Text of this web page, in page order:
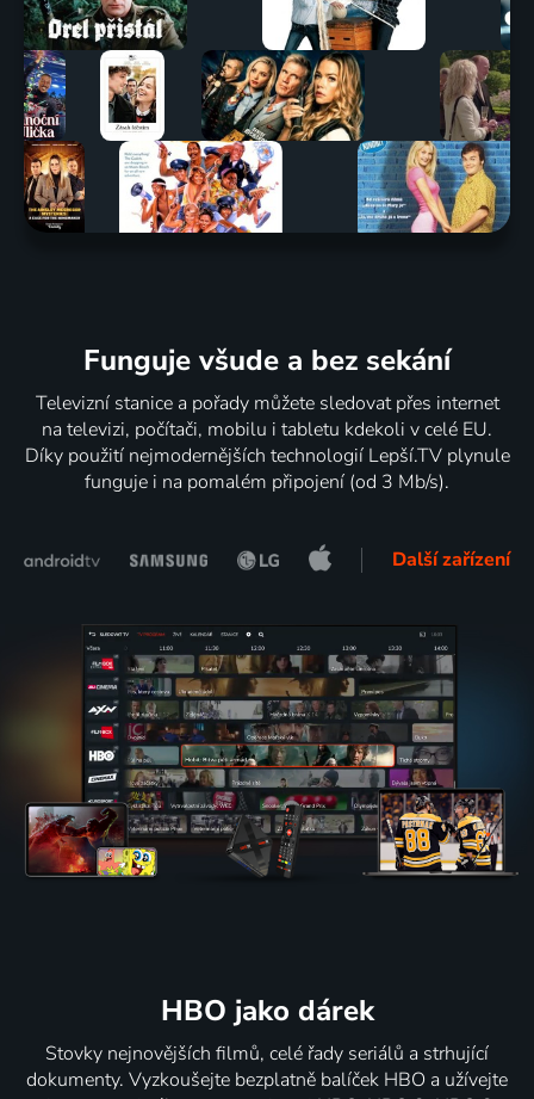
Funguje všude a bez sekání
Televizní stanice a pořady můžete sledovat přes internet
na televizi, počítači, mobilu i tabletu kdekoli v celé EU.
Díky použití nejmodernějších technologií Lepší.TV plynule
funguje i na pomalém připojení (od 3 Mb/s).
Další zařízení
HBO jako dárek
Stovky nejnovějších filmů, celé řady seriálů a strhující
dokumenty. Vyzkoušejte bezplatně balíček HBO a užívejte